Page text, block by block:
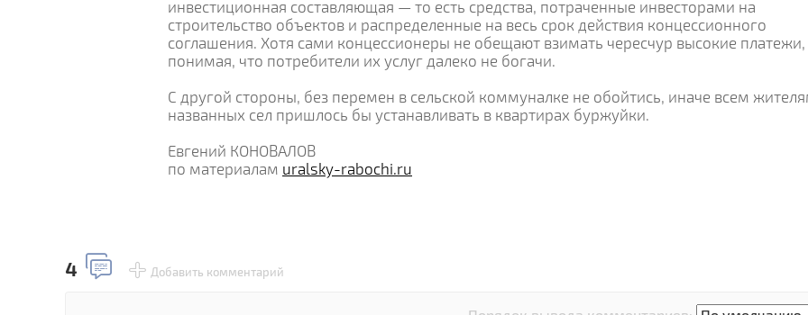
инвестиционная составляющая — то есть средства, потраченные инвесторами на
строительство объектов и распределенные на весь срок действия концессионного
соглашения. Хотя сами концессионеры не обещают взимать чересчур высокие платежи,
понимая, что потребители их услуг далеко не богачи.
С другой стороны, без перемен в сельской коммуналке не обойтись, иначе всем
названных сел пришлось бы устанавливать в квартирах буржуйки.
Евгений КОНОВАЛОВ
по материалам uralsky-rabochi.ru
4 Добавить комментарий